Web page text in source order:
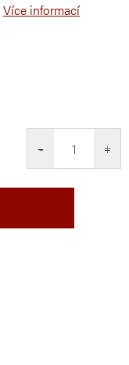
Více informací
+
−